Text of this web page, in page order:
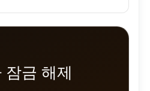
잠금 해제